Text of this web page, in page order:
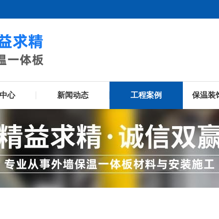
心 新闻动态 工程案例 保温装